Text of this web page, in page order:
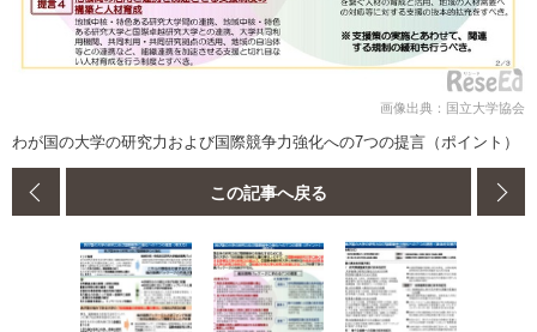
画像出典：国立大学協会
わが国の大学の研究力および国際競争力強化への7つの提言（ポイント）
この記事へ戻る